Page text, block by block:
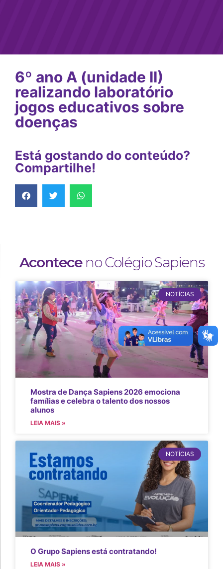
6º ano A (unidade II)
realizando laboratório
jogos educativos sobre
doenças
Está gostando do conteúdo?
Compartilhe!
Aconteceno Colégio Sapiens
NOTÍCIAS
Mostra de Dança Sapiens 2026 emociona
famílias e celebra o talento dos nossos
alunos
LEIA MAIS »
NOTÍCIAS
O Grupo Sapiens está contratando!
LEIA MAIS »